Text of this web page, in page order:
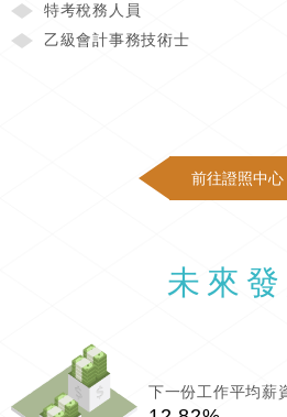
特考稅務人員
乙級會計事務技術士
前往證照中心
未來發
下一份工作平均薪